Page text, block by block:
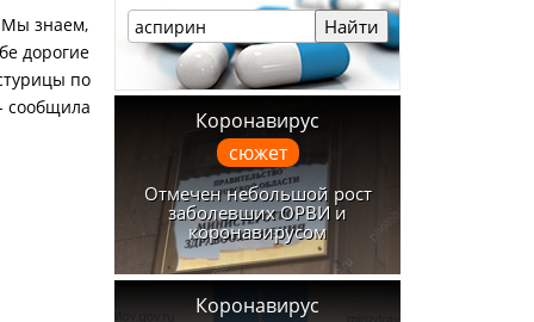
знаем,
дорогие
по
сообщила
Найти
Коронавирус
сюжет
Отмечен небольшой рост
заболевших ОРВИ и
коронавирусом
Коронавирус